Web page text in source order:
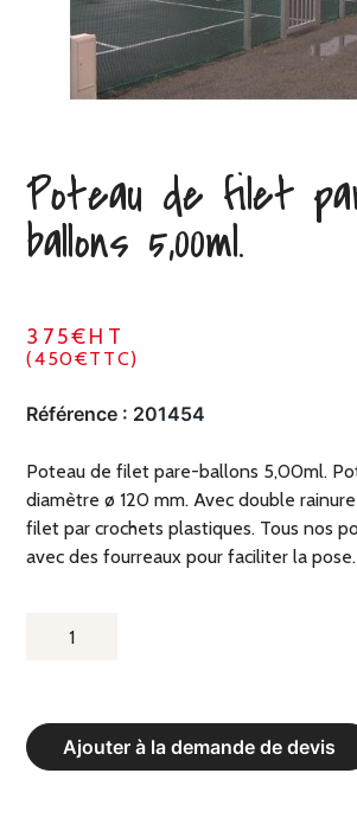
Poteau de filet
ballons 5,00ml.
375€HT
(450€TTC)
Référence : 201454
Poteau de filet pare-ballons 5,00ml.
diamètre ø 120 mm. Avec double
filet par crochets plastiques. Tous nos
avec des fourreaux pour faciliter la pose.
Ajouter à la demande de devis
QUANTITÉ
DE
FILET